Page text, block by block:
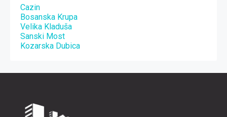
Cazin
Bosanska Krupa
Velika Kladuša
Sanski Most
Kozarska Dubica